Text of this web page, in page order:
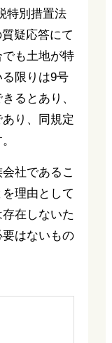
特別措置法
疑応答にて
も土地が特
限りは9号
るとあり、
り、同規定
社であるこ
理由として
在しないた
はないもの